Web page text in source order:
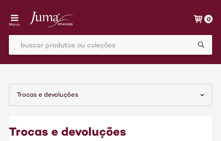
Menu
0
Trocas e devoluções
Trocas e devoluções